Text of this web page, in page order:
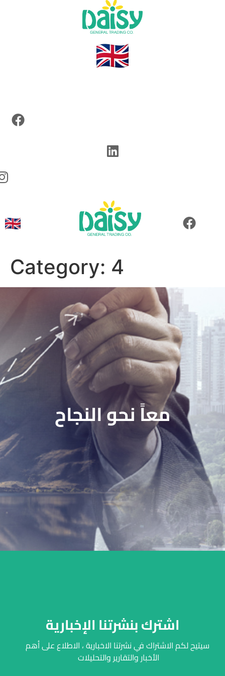
Category: 4
معاً نحو النجاح
TOGETHER WE SUCCEED
اشترك بنشرتنا الإخبارية
سيتيح لكم الاشتراك في نشرتنا الاخبارية ، الاطلاع على أهم
الأخبار والتقارير والتحليلات